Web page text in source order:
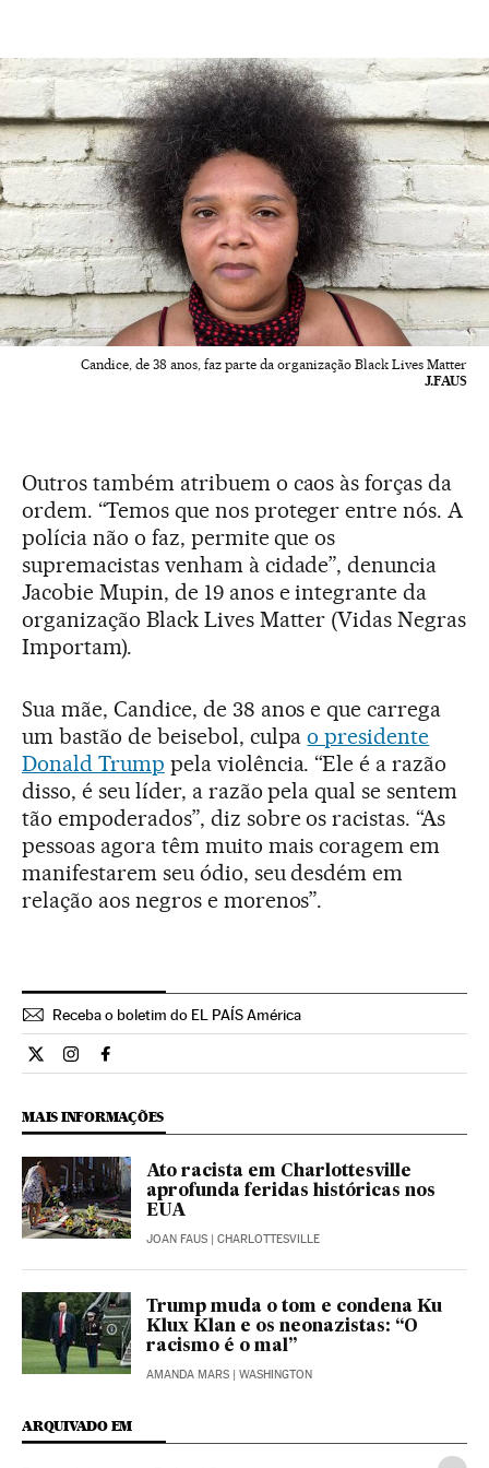
Candice, de 38 anos, faz parte da organização Black Lives Matter
J.FAUS
Outros também atribuem o caos às forças da
ordem. “Temos que nos proteger entre nós. A
polícia não o faz, permite que os
supremacistas venham à cidade”, denuncia
Jacobie Mupin, de 19 anos e integrante da
organização Black Lives Matter (Vidas Negras
Importam).
Sua mãe, Candice, de 38 anos e que carrega
um bastão de beisebol, culpao presidente
Donald Trump pela violência. “Ele é a razão
disso, é seu líder, a razão pela qual se sentem
tão empoderados”, diz sobre os racistas. “As
pessoas agora têm muito mais coragem em
manifestarem seu ódio, seu desdém em
relação aos negros e morenos”.
Receba o boletim do EL PAÍS América
Internacional El País Brasil en Twitter
Internacional El País Brasil en Instagram
Internacional El País Brasil en Facebook
MAIS INFORMAÇÕES
Ato racista em Charlottesville
aprofunda feridas históricas nos
EUA
JOAN FAUS | CHARLOTTESVILLE
Trump muda o tom e condena Ku
Klux Klan e os neonazistas: “O
racismo é o mal”
AMANDA MARS | WASHINGTON
ARQUIVADO EM